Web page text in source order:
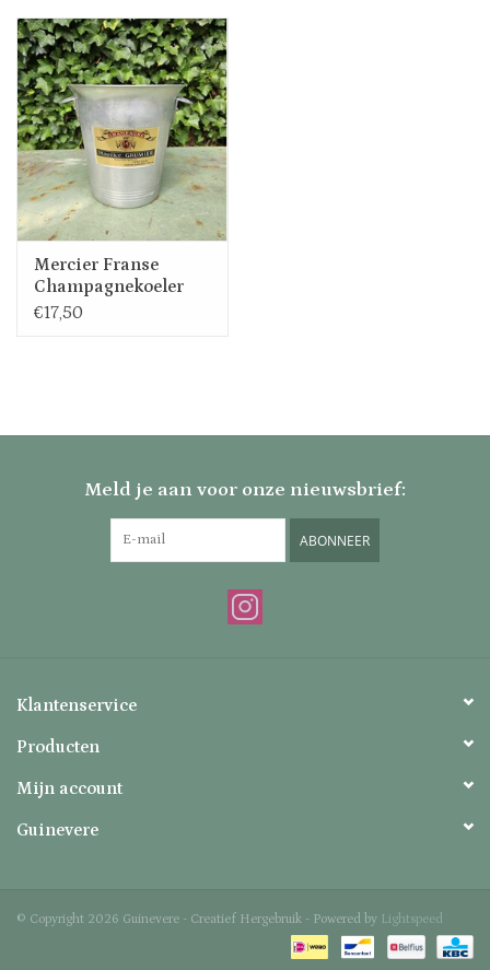
Nieuw
Zomer
Contact
Mercier Franse
Champagnekoeler
€17,50
Meld je aan voor onze nieuwsbrief:
ABONNEER
Klantenservice
Producten
Mijn account
Guinevere
© Copyright 2026 Guinevere - Creatief Hergebruik - Powered by Lightspeed